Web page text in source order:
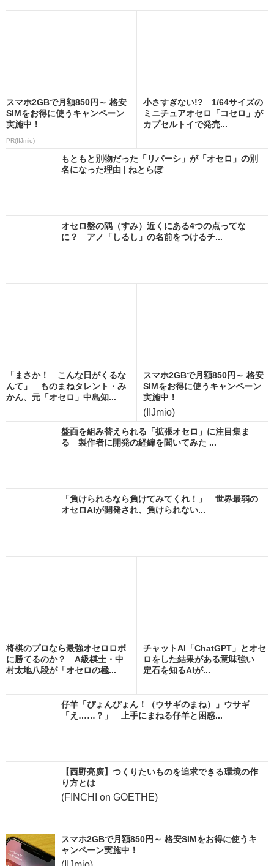
スマホ2GBで月額850円～ 格安
SIMをお得に使うキャンペーン
実施中！
PR(IIJmio)
小さすぎない!? 1/64サイズの
ミニチュアオセロ「コセロ」が
カプセルトイで発売...
もともと別物だった「リバーシ」が「オセロ」の別
名になった理由 | ねとらぼ
オセロ盤の隅（すみ）近くにある4つの点ってな
に？ アノ「しるし」の名前をつけるチ...
「まさか！ こんな日がくるな
んて」 ものまねタレント・み
かん、元「オセロ」中島知...
スマホ2GBで月額850円～ 格安
SIMをお得に使うキャンペーン
実施中！
(IIJmio)
盤面を組み替えられる「拡張オセロ」に注目集ま
る 製作者に開発の経緯を聞いてみた ...
「負けられるなら負けてみてくれ！」 世界最弱の
オセロAIが開発され、負けられない...
将棋のプロなら最強オセロロボ
に勝てるのか？ A級棋士・中
村太地八段が「オセロの極...
チャットAI「ChatGPT」とオセ
ロをした結果がある意味強い
定石を知るAIが...
仔羊「ぴょんぴょん！（ウサギのまね）」ウサギ
「え……？」 上手にまねる仔羊と困惑...
【西野亮廣】つくりたいものを追求できる環境の作
り方とは
(FINCHI on GOETHE)
スマホ2GBで月額850円～ 格安SIMをお得に使うキ
ャンペーン実施中！